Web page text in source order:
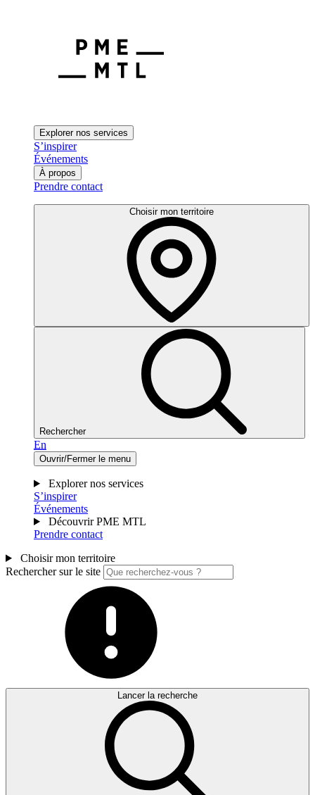
Explorer nos services
S’inspirer
Événements
À propos
Prendre contact
Choisir mon territoire
Rechercher
En
Ouvrir/Fermer le menu
Explorer nos services
S’inspirer
Événements
Découvrir PME MTL
Prendre contact
Choisir mon territoire
Rechercher sur le site
Lancer la recherche